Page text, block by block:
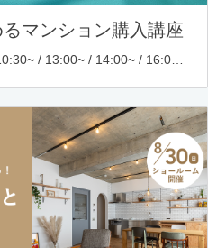
マンション購入講座
木・金・土・日・祝日開催 10:30~ / 13:00~ / 14:00~ / 16:00~ / 17:00~/ 18:30~/ 19:30~